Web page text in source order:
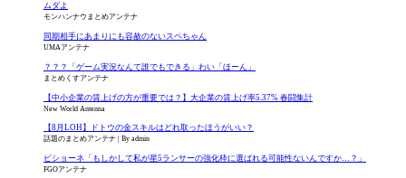
ムダよ
モンハンナウまとめアンテナ
同期相手にあまりにも容赦のないスペちゃん
UMAアンテナ
？？？「ゲーム実況なんて誰でもできる」わい「ほーん」
まとめくすアンテナ
【中小企業の賃上げの方が重要では？】大企業の賃上げ率5.37% 春闘集計
New World Antenna
【8月LOH】ドトウの金スキルはどれ取ったほうがいい？
話題のまとめアンテナ By admin
ビショーネ「もしかして私が星5ランサーの強化枠に選ばれる可能性ないんですか…？」
FGOアンテナ